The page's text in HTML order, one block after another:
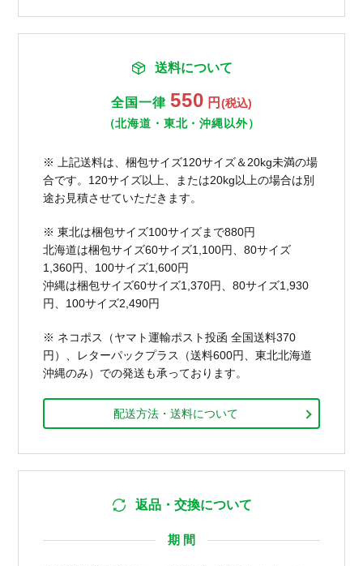
送料について
全国一律 550 円 (税込)
（北海道・東北・沖縄以外）
※ 上記送料は、梱包サイズ120サイズ＆20kg未満の場
合です。120サイズ以上、または20kg以上の場合は別
途お見積させていただきます。
※ 東北は梱包サイズ100サイズまで880円
北海道は梱包サイズ60サイズ1,100円、80サイズ
1,360円、100サイズ1,600円
沖縄は梱包サイズ60サイズ1,370円、80サイズ1,930
円、100サイズ2,490円
※ ネコポス（ヤマト運輸ポスト投函 全国送料370
円）、レターパックプラス（送料600円、東北北海道
沖縄のみ）での発送も承っております。
配送方法・送料について
返品・交換について
期 間